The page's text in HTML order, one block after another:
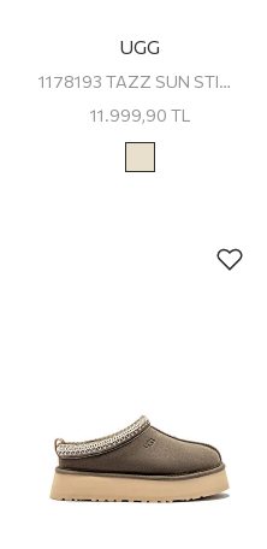
UGG
1178193 TAZZ SUN STITCH UGG KADIN PLATFORM SANDALET
11.999,90 TL